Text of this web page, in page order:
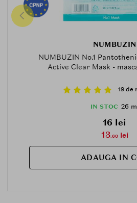
NUMBUZIN
NUMBUZIN No.1
Active Clear Mask -
19 de
IN STOC 26
16 lei
13.60lei
ADAUGA IN